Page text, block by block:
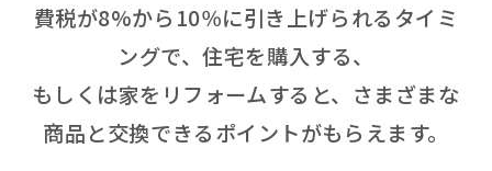
費税が8%から10％に引き上げられるタイミ
ングで、住宅を購入する、
もしくは家をリフォームすると、さまざまな
商品と交換できるポイントがもらえます。